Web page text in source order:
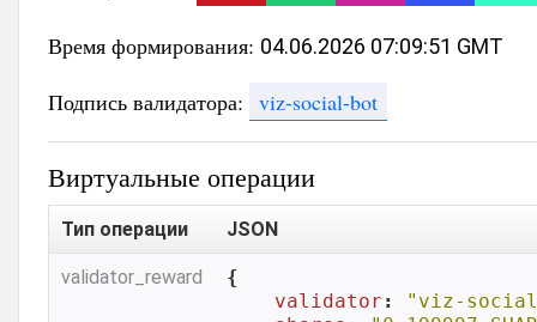
Время формирования: 04.06.2026 07:09:51 GMT
Подпись валидатора: viz-social-bot
Виртуальные операции
Тип операции JSON
validator_reward
{
validator :
"viz-